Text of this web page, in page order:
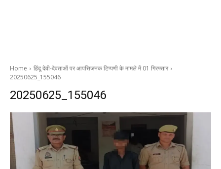
Home
हिंदू देवी-देवताओं पर आपत्तिजनक टिप्पणी के मामले में 01 गिरफ्तार
20250625_155046
20250625_155046